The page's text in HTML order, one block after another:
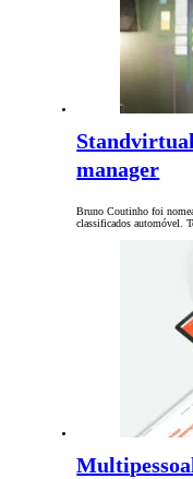
manager
Bruno Coutinho foi
classificados automóvel.